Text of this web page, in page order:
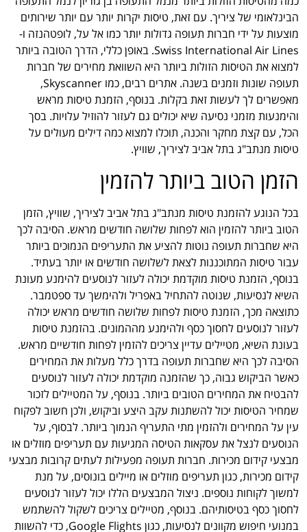
הבינלאומי של ציריך. עם זאת, טיסות יקרות יותר עם יותר שירותים
מוצעות על ידי חברות תעופה גדולות יותר כמו אל על, לופטהנזה ו-
Swiss International Air Lines. באופן כללי, הדרך הטובה ביותר
למצוא את הטיסות הזולות ביותר היא השוואת מחירים של חברות
תעופה שונות וזמנים בשנה. אתרים רבים, כמו Skyscanner,
מאפשרים לך לעשות זאת בקלות. בנוסף, הזמנת טיסות מראש
והימנעות מזמני נסיעה שיא יכולים גם לעזור להוזיל עלויות. בסך
הכל, עם קצת מחקר והכנה, תוכלו למצוא כמה דילים מעולים על
טיסות מנתב"ג בתל אביב לציריך, שוויץ.
הזמן הטוב ביותר להזמין
בכל הנוגע להזמנת טיסות מנתב"ג בתל אביב לציריך, שוויץ, הזמן
הטוב ביותר להזמין הוא לפחות שלושה חודשים מראש. הסיבה לכך
היא שחברות תעופה נוטות להציע את התעריפים הנמוכים ביותר
עבור טיסות המתוכננות לצאת לשלושה חודשים או יותר בעתיד.
בנוסף, הזמנת טיסות מוקדמת יכולה לעזור לנוסעים להימנע מעונת
השיא לנסיעות, שנוטה להתחיל באפריל ולהימשך עד ספטמבר.
כתוצאה מכך, הזמנת טיסות לפחות שלושה חודשים מראש יכולה
לעזור לנוסעים לחסוך כסף ולהימנע מההמונים. בהזמנת טיסות
בעונת השיא, מטיילים עדיין צריכים להזמין לפחות חודשיים מראש.
הסיבה לכך היא שחברות תעופה בדרך כלל מעלות את המחירים
כאשר הביקוש גבוה, כך שהזמנה מוקדמת יכולה לעזור לנוסעים
להבטיח את המחירים הטובים ביותר. בנוסף, על המטיילים לזכור
שמחיר הטיסות יכול להשתנות עקב היצע וביקוש, ולכן חשוב לפקוח
עין על המחירים ולהזמין מתי התעריף הנמוך ביותר. לבסוף, על
הנוסעים לנצל את עסקאות הטיסה המגיעות עם תעריפים מוזלים או
מבצעי קידום מכירות. חברות תעופה מפעילות לעתים קרובות מבצעי
קידום מכירות, כגון תעריפים מוזלים או מיילים בונוסים, על מנת
למשוך לקוחות נוספים. ניצול המבצעים הללו יכול לעזור לנוסעים
לחסוך כסף בטיסותיהם. בנוסף, מטיילים צריכים לשקול להשתמש
במנועי חיפוש מקוונים לנסיעות, כגון Google Flights, כדי להשוות